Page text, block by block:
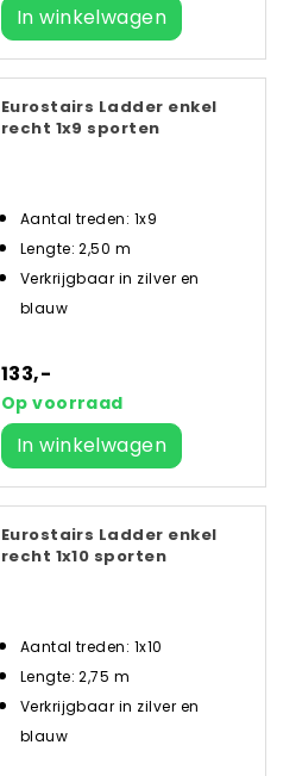
In winkelwagen
Eurostairs Ladder enkel
recht 1x9 sporten
Aantal treden: 1x9
Lengte: 2,50 m
Verkrijgbaar in zilver en
blauw
133,-
Op voorraad
In winkelwagen
Eurostairs Ladder enkel
recht 1x10 sporten
Aantal treden: 1x10
Lengte: 2,75 m
Verkrijgbaar in zilver en
blauw